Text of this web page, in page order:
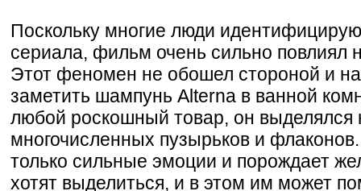
Поскольку многие люди
сериала, фильм очень сильно повлиял
Этот феномен не обошел стороной и
заметить шампунь Alterna в ванной
любой роскошный товар, он
многочисленных пузырьков и
только сильные эмоции и порождает
хотят выделиться, и в этом им может